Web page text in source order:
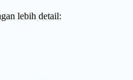
lebih detail: